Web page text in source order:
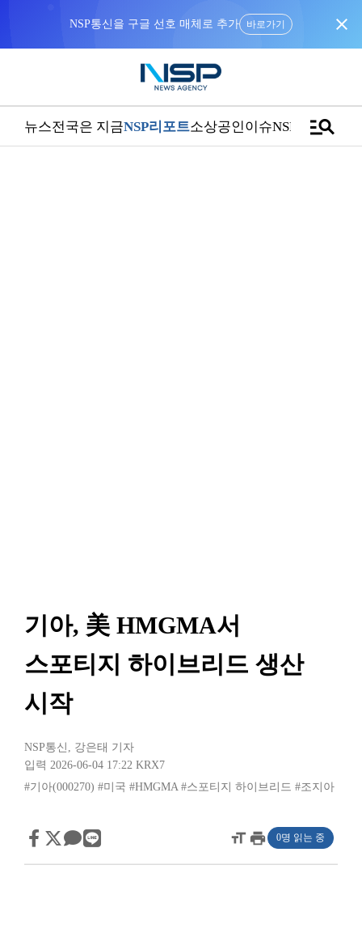
바로가기 close
뉴스전국은 지금NSP리포트소상공인이슈NSPTVmanage_search
기아, 美 HMGMA서
스포티지 하이브리드 생산
시작
NSP통신 , 강은태 기자
입력 2026-06-04 17:22 KRX7
#기아(000270) #미국 #HMGMA #스포티지 하이브리드 #조지아
format_sizeprint 0명 읽는 중